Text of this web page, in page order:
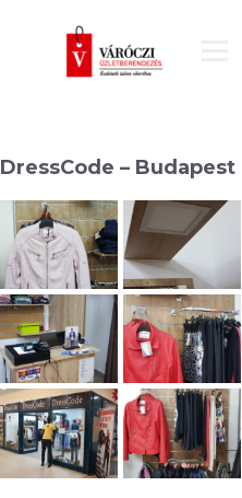
DressCode – Budapest